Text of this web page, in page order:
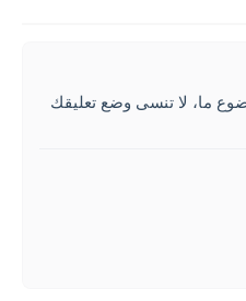
ما، لا تنسى وضع تعليقك